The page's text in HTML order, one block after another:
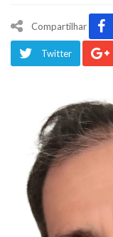
Compartilhar
Twitter